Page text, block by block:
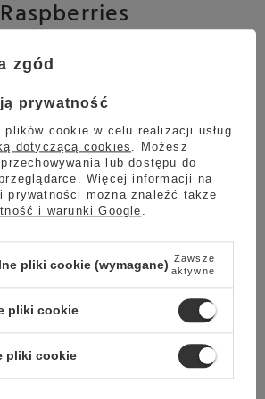
of Raspberries to wyjątkowa
oraz jabłka.
pozwala nam uzyskać napar o
barwie oraz intensywnym,
aromacie.
że doskonale rozgrzeje nas w mroźne
sprawdzi się w wersji mrożonej.
produktów Sir William's
zarówno z nowym, jak i
Raspberries
zgód
prywatność
cookie w celu realizacji usług
dotyczącą cookies . Możesz
lub dostępu do
Więcej informacji na
prywatności można znaleźć także
i warunki Google .
pliki cookie (wymagane) Zawsze
aktywne
pliki cookie
pliki cookie